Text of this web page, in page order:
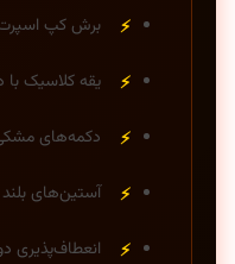
برش کپ
یقه کلاسیک
دکمه‌های مشکی
آستین‌های
انعطاف‌پذیری